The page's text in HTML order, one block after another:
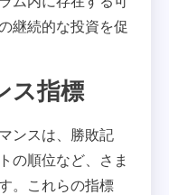
継続的な投資を促
ス指標
ンスは、勝敗記
の順位など、さま
。これらの指標